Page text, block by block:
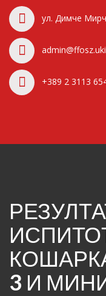
ул. Димче
+389 2 3113
3 И